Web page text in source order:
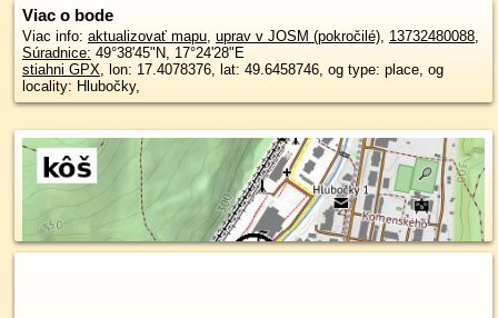
Viac o bode
Viac info: aktualizovať mapu, uprav v JOSM (pokročilé), 13732480088,
Súradnice: 49°38'45"N, 17°24'28"E
stiahni GPX, lon: 17.4078376, lat: 49.6458746, og type: place, og
locality: Hlubočky,